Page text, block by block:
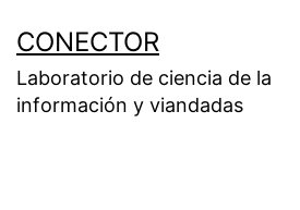
contenido
CONECTOR
Laboratorio de ciencia de la
información y viandadas